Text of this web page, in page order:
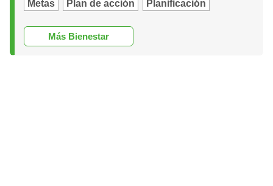
Metas Plan de acción Planificación
Más Bienestar